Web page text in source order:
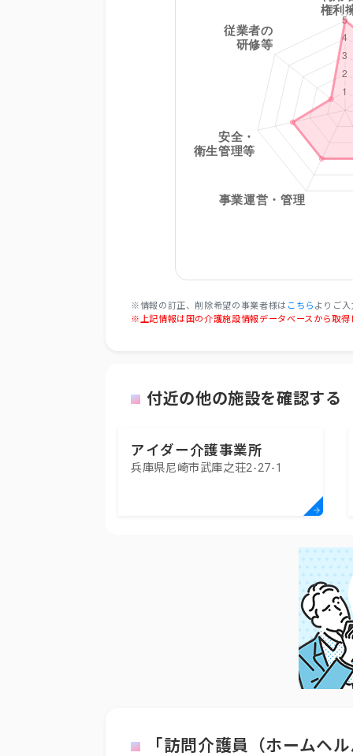
※情報の訂正、削除希望の事業者様は こちら よりご
※上記情報は国の介護施設情報データベースから取得
付近の他の施設を確認する
アイダー介護事業所
兵庫県尼崎市武庫之荘2-27-1
「訪問介護員（ホームヘ